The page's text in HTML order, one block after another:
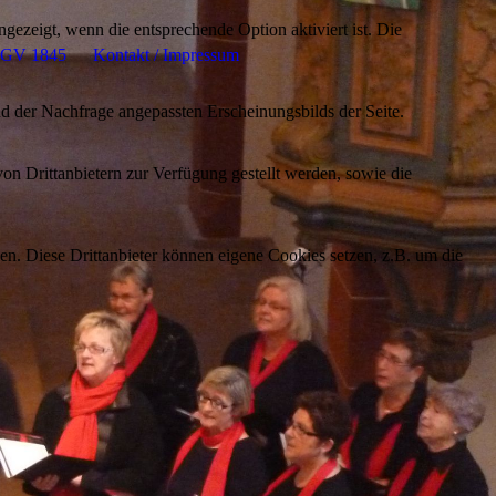
1845 Kontakt / Impressum
wenn die entsprechende Option aktiviert ist. Die
Nachfrage angepassten Erscheinungsbilds der Seite.
Drittanbietern zur Verfügung gestellt werden, sowie die
Diese Drittanbieter können eigene Cookies setzen, z.B. um die